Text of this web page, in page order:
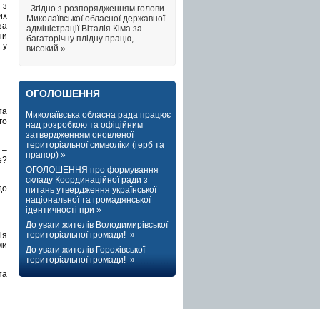
у
–
Згідно з розпорядженням голови
Миколаївської обласної державної
адміністрації Віталія Кіма за
багаторічну плідну працю,
високий »
ОГОЛОШЕННЯ
Миколаївська обласна рада працює
над розробкою та офіційним
затвердженням оновленої
територіальної символіки (герб та
прапор) »
ОГОЛОШЕННЯ про формування
складу Координаційної ради з
питань утвердження української
національної та громадянської
ідентичності при »
До уваги жителів Володимирівської
територіальної громади! »
До уваги жителів Горохівської
територіальної громади! »